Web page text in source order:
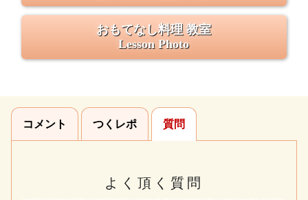
おもてなし料理 教室
Lesson Photo
コメント つくレポ 質問
よく頂く質問